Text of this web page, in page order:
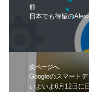
前
前
日本でも待望の
次ページへ
次
の
Googleのスマート
いよいよ6月12日に